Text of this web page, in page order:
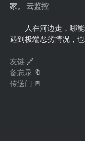
家。 云监控
人在河边走，哪
遇到极端恶劣情况，也
友链 🔗
备忘录 🔖
传送门 🚪